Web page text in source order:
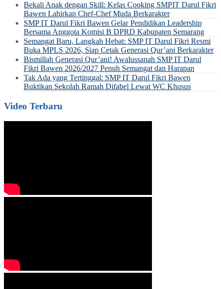
Bekali Anak dengan Skill: Kelas Cooking SMPIT Darul Fikri
Bawen Lahirkan Chef-Chef Muda Berkarakter
SMP IT Darul Fikri Bawen Gelar Pendidikan Leadership
Bersama Anggota Komisi B DPRD Kabupaten Semarang
Semangat Baru, Langkah Hebat: SMP IT Darul Fikri Resmi
Buka MPLS 2026, Siap Cetak Generasi Qur’ani Berkarakter
Bismillah Generasi Qur’ani! Awalussanah SMP IT Darul
Fikri Bawen 2026/2027 Penuh Semangat dan Harapan
Tak Ada yang Tertinggal: SMP IT Darul Fikri Bawen
Buktikan Sekolah Ramah Difabel Lewat WC Khusus
Video Terbaru